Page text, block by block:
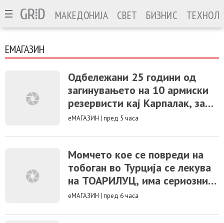
МАКЕДОНИЈА СВЕТ БИЗНИС
ЕМАГАЗИН
Одбележани 25 години од
загинувањето на 10 армиски
резервисти кај Карпалак, за
време на конфликтот во 2001
еМАГАЗИН | пред 5 часа
Момчето кое се повреди на
тобоган во Турција се лекува
на ТОАРИЛУЦ, има сериозни
повреди на ‘рбетниот столб
еМАГАЗИН | пред 6 часа